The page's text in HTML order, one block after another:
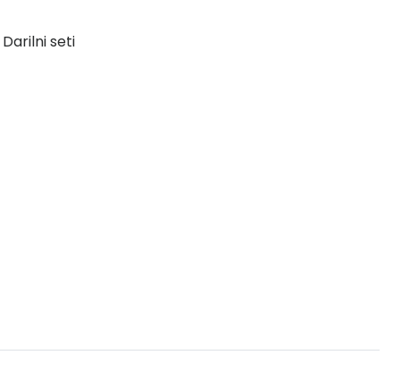
Darilni seti